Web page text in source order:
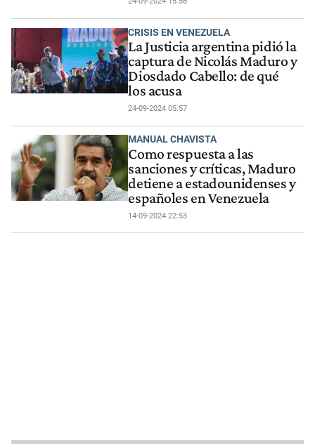
CRISIS EN VENEZUELA
La Justicia argentina pidió la
captura de Nicolás Maduro y
Diosdado Cabello: de qué
los acusa
24-09-2024 05:57
MANUAL CHAVISTA
Como respuesta a las
sanciones y críticas, Maduro
detiene a estadounidenses y
españoles en Venezuela
14-09-2024 22:53